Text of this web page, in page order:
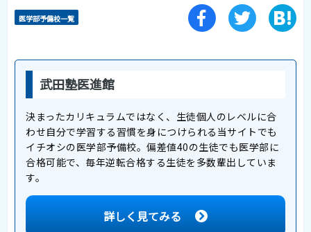
医学部予備校一覧
武田塾医進館
決まったカリキュラムではなく、生徒個人のレベルに合
わせ自分で学習する習慣を身につけられる当サイトでも
イチオシの医学部予備校。偏差値40の生徒でも医学部に
合格可能で、毎年逆転合格する生徒を多数輩出していま
す。
詳しく見てみる